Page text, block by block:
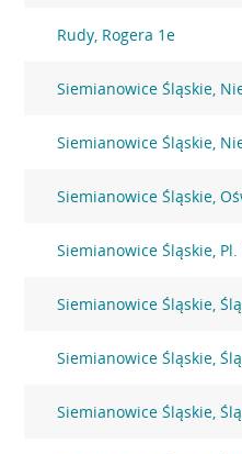
Rudy, Rogera 1e
Siemianowice Śląskie,
Siemianowice Śląskie,
Siemianowice Śląskie,
Siemianowice Śląskie,
Siemianowice Śląskie,
Siemianowice Śląskie,
Siemianowice Śląskie,